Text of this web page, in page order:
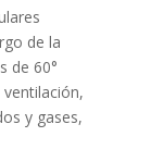
de la
de 60°
y gases,